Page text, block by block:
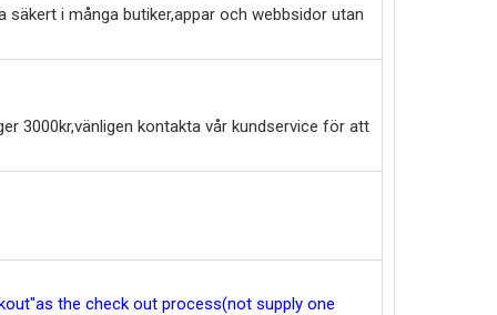
säkert i många butiker,appar och webbsidor utan
3000kr,vänligen kontakta vår kundservice för att
the check out process(not supply one